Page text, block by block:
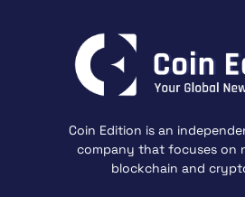
Coin Edition is an
company that focuses on
blockchain and